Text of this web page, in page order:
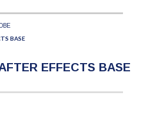
BASE
EFFECTS BASE